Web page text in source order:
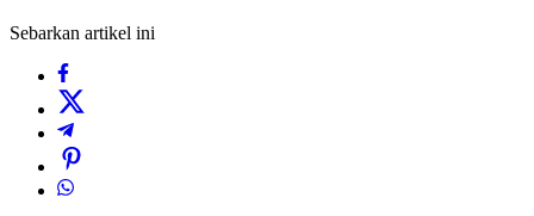
Sebarkan artikel ini